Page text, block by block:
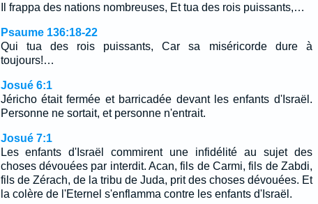
Il frappa des nations nombreuses, Et tua des rois puissants,…
Psaume 136:18-22
Qui tua des rois puissants, Car sa miséricorde dure à
toujours!…
Josué 6:1
Jéricho était fermée et barricadée devant les enfants d'Israël.
Personne ne sortait, et personne n'entrait.
Josué 7:1
Les enfants d'Israël commirent une infidélité au sujet des
choses dévouées par interdit. Acan, fils de Carmi, fils de Zabdi,
fils de Zérach, de la tribu de Juda, prit des choses dévouées. Et
la colère de l'Eternel s'enflamma contre les enfants d'Israël.